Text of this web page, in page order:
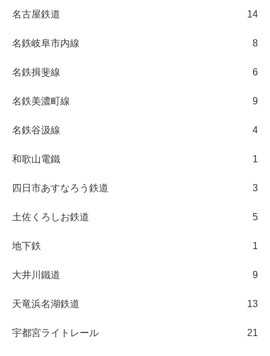
名古屋鉄道 14
名鉄岐阜市内線 8
名鉄揖斐線 6
名鉄美濃町線 9
名鉄谷汲線 4
和歌山電鐵 1
四日市あすなろう鉄道 3
土佐くろしお鉄道 5
地下鉄 1
大井川鐵道 9
天竜浜名湖鉄道 13
宇都宮ライトレール 21